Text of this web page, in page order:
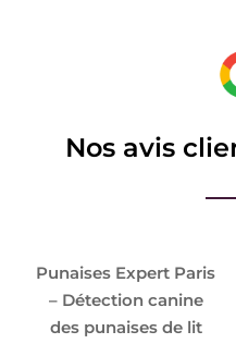
Nos avis
Punaises Expert Paris
– Détection canine
des punaises de lit